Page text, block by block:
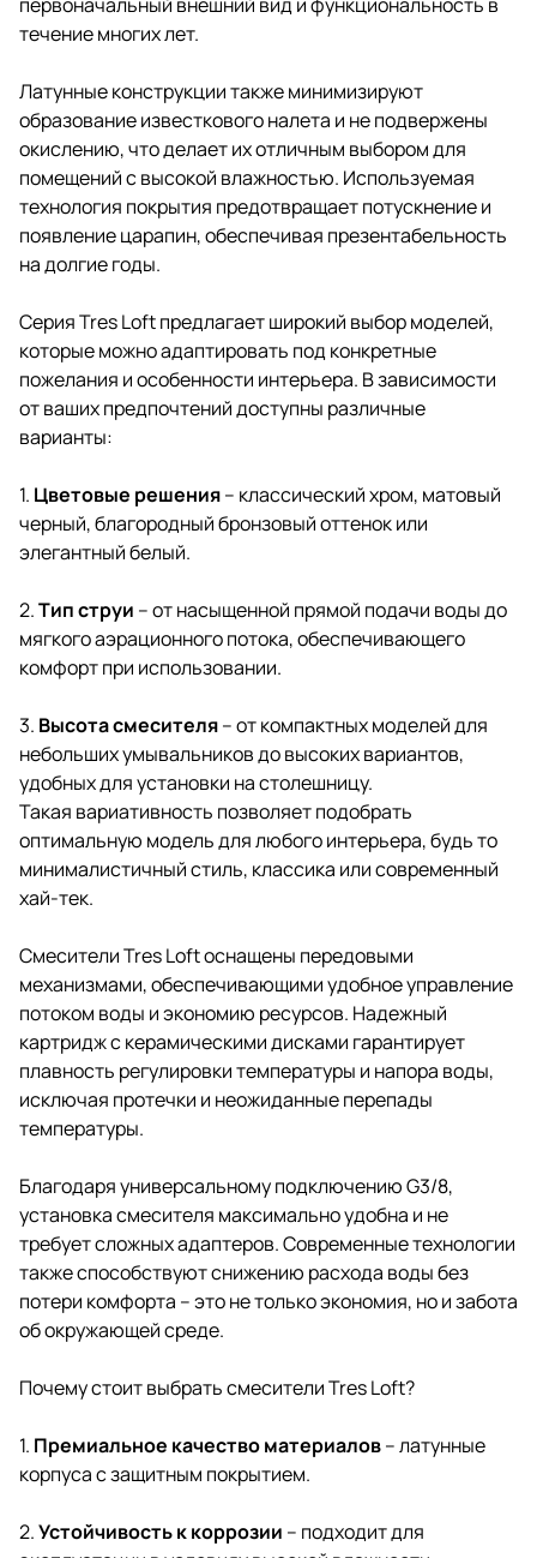
течение многих лет.
Латунные конструкции также минимизируют
образование известкового налета и не подвержены
окислению, что делает их отличным выбором для
помещений с высокой влажностью. Используемая
технология покрытия предотвращает потускнение и
появление царапин, обеспечивая презентабельность
на долгие годы.
Серия Tres Loft предлагает широкий выбор моделей,
которые можно адаптировать под конкретные
пожелания и особенности интерьера. В зависимости
от ваших предпочтений доступны различные
варианты:
1. Цветовые решения– классический хром, матовый
черный, благородный бронзовый оттенок или
элегантный белый.
2.Тип струи – от насыщенной прямой подачи воды до
мягкого аэрационного потока, обеспечивающего
комфорт при использовании.
3. Высота смесителя– от компактных моделей для
небольших умывальников до высоких вариантов,
удобных для установки на столешницу.
Такая вариативность позволяет подобрать
оптимальную модель для любого интерьера, будь то
минималистичный стиль, классика или современный
хай-тек.
Смесители Tres Loft оснащены передовыми
механизмами, обеспечивающими удобное управление
потоком воды и экономию ресурсов. Надежный
картридж с керамическими дисками гарантирует
плавность регулировки температуры и напора воды,
исключая протечки и неожиданные перепады
температуры.
Благодаря универсальному подключению G3/8,
установка смесителя максимально удобна и не
требует сложных адаптеров. Современные технологии
также способствуют снижению расхода воды без
потери комфорта – это не только экономия, но и забота
об окружающей среде.
Почему стоит выбрать смесители Tres Loft?
1. Премиальное качество материалов– латунные
корпуса с защитным покрытием.
2.Устойчивость к коррозии – подходит для